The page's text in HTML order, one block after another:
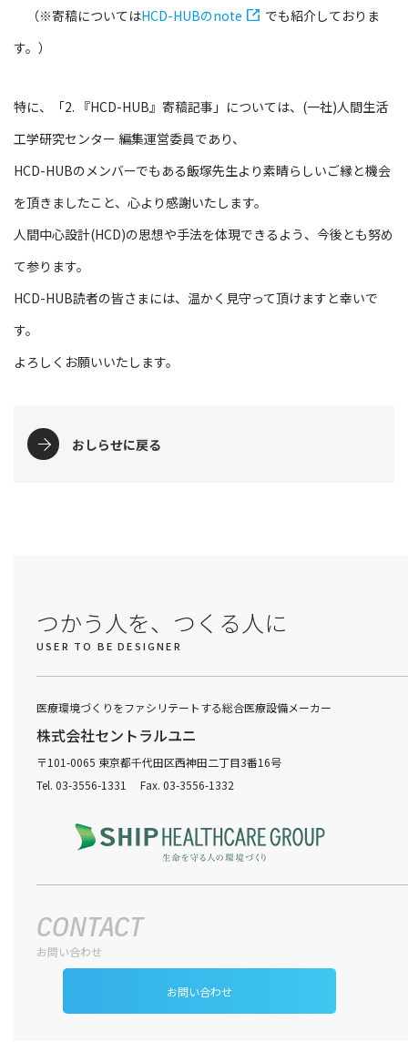
（※寄稿についてはHCD-HUBのnote
でも紹介しておりま
す。）
特に、「2. 『HCD-HUB』寄稿記事」については、(一社)人間生活
工学研究センター 編集運営委員であり、
HCD-HUBのメンバーでもある飯塚先生より素晴らしいご縁と機会
を頂きましたこと、心より感謝いたします。
人間中心設計(HCD)の思想や手法を体現できるよう、今後とも努め
て参ります。
HCD-HUB読者の皆さまには、温かく見守って頂けますと幸いで
す。
よろしくお願いいたします。
おしらせに戻る
つかう人を、つくる人に
USER TO BE DESIGNER
医療環境づくりをファシリテートする総合医療設備メーカー
株式会社セントラルユニ
〒101-0065 東京都千代田区西神田二丁目3番16号
Tel. 03-3556-1331 Fax. 03-3556-1332
CONTACT
お問い合わせ
お問い合わせ